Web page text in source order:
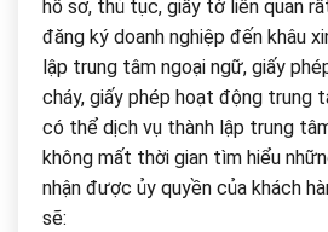
hồ sơ, thủ tục, giấy tờ liên quan
đăng ký doanh nghiệp đến khâu
lập trung tâm ngoại ngữ, giấy
cháy, giấy phép hoạt động trung
có thể dịch vụ thành lập trung
không mất thời gian tìm hiểu
nhận được ủy quyền của khách
sẽ: